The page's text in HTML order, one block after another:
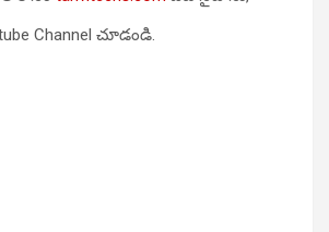
Channel చూడండి.